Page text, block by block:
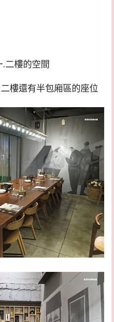
.二樓的空間
樓還有半包廂區的座位